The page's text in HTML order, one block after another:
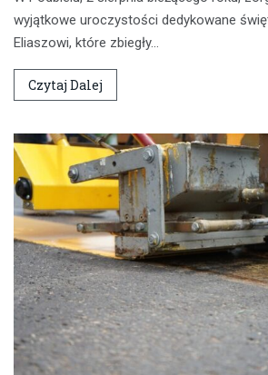
wyjątkowe uroczystości dedykowane
Eliaszowi, które zbiegły…
Czytaj Dalej